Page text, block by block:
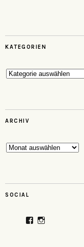
KATEGORIEN
Kategorien
ARCHIV
Archiv
SOCIAL
ProfilProfil